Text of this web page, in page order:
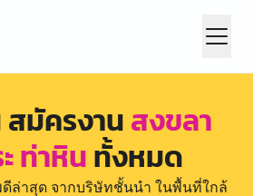
มัครงานสงขลา
ท่าหินทั้งหมด
ล่าสุด จากบริษัทชั้นนำ ในพื้นที่ใกล้